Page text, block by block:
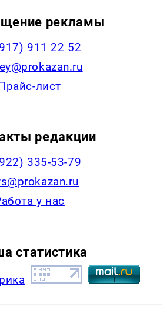
рекламы
911 22 52
лист
редакции
335-53-79
у нас
статистика